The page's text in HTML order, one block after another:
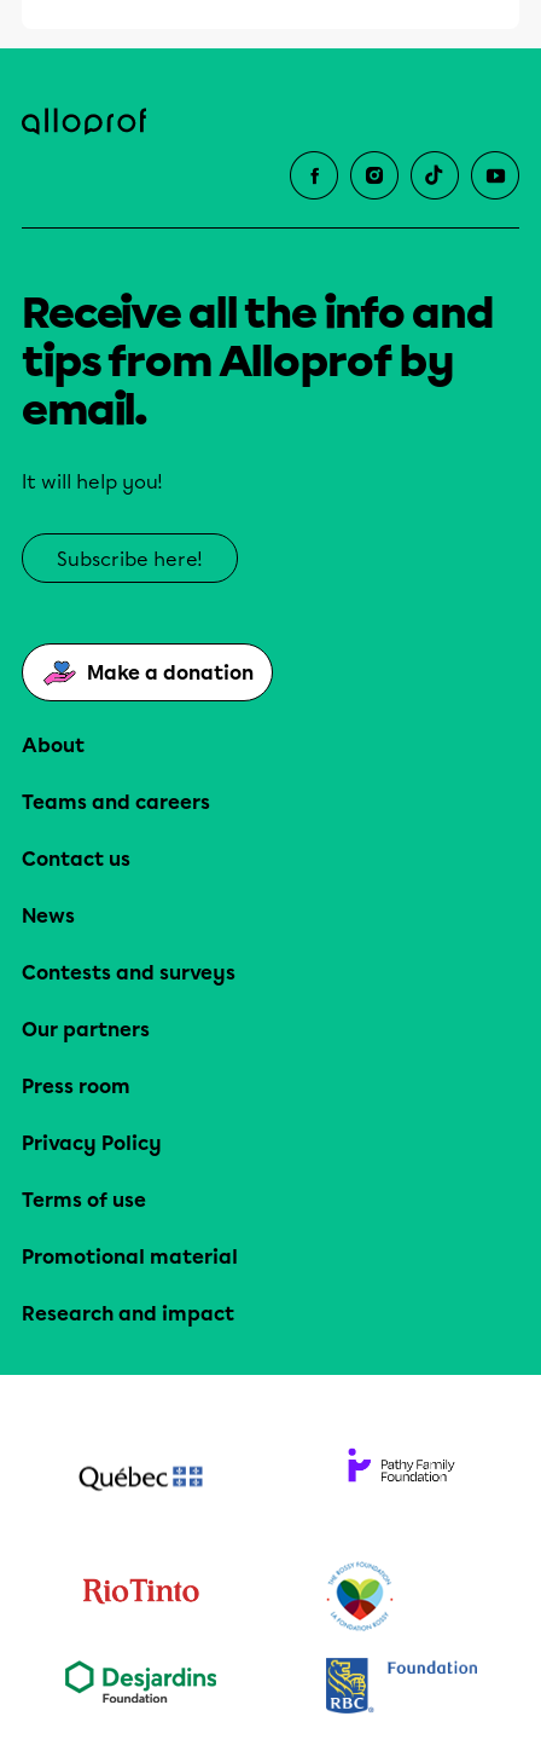
Receive all the info and
tips from Alloprof by
email.
It will help you!
Subscribe here!
Make a donation
About
Teams and careers
Contact us
News
Contests and surveys
Our partners
Press room
Privacy Policy
Terms of use
Promotional material
Research and impact